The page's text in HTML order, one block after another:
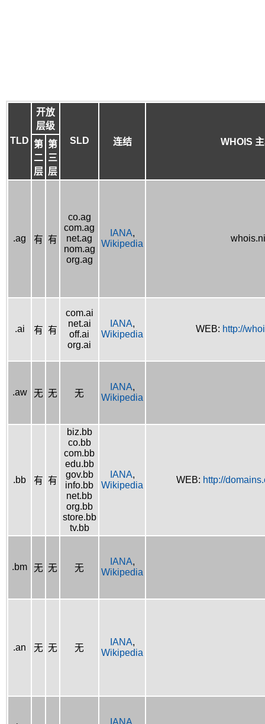
TLD
开放
层级
SLD
连结 WHOIS
第
二
层
第
三
层
.ag 有 有
co.ag
com.ag
net.ag
nom.ag
org.ag
IANA,
Wikipedia
.ai 有 有
com.ai
net.ai
off.ai
org.ai
IANA,
Wikipedia
WEB: http://
.aw 无 无 无
IANA,
Wikipedia
.bb 有 有
biz.bb
co.bb
com.bb
edu.bb
gov.bb
info.bb
net.bb
org.bb
store.bb
tv.bb
IANA,
Wikipedia
WEB: http://
.bm 无 无 无
IANA,
Wikipedia
.an 无 无 无
IANA,
Wikipedia
IANA